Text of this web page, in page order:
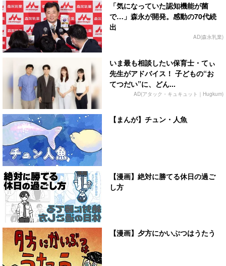
「気になっていた認知機能が菌
で…」森永が開発。感動の70代続
出
AD(森永乳業)
いま最も相談したい保育士・てぃ
先生がアドバイス！ 子どもの“お
てつだい”に、どん...
AD(アタック・キュキュット｜Hugkum)
【まんが】チュン・人魚
【漫画】絶対に勝てる休日の過ご
し方
【漫画】夕方にかいぶつはうたう